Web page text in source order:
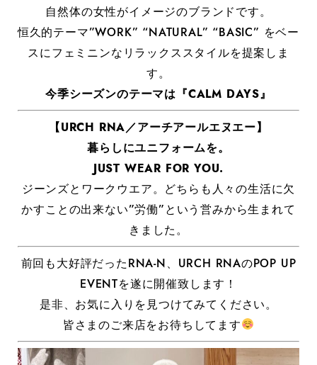
自然体の女性がイメージのブランドです。
恒久的テーマ”WORK” “NATURAL” “BASIC” をベー
スにフェミニンなリラックススタイルを提案しま
す。
今季シーズンのテーマは『CALM DAYS』
【URCH RNA／アーチアールエヌエー】
暮らしにユニフォームを。
JUST WEAR FOR YOU.
ジーンズとワークウエア。どちらも人々の生活に欠
かすことの出来ない”労働”という営みから生まれて
きました。
前回も大好評だったRNA-N、URCH RNAのPOP UP
EVENTを遂に開催致します！
是非、お気に入りを見つけてみてください。
皆さまのご来店をお待ちしてます